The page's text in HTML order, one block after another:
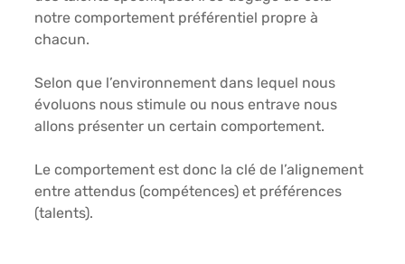
notre comportement préférentiel propre à
chacun.
Selon que l’environnement dans lequel nous
évoluons nous stimule ou nous entrave nous
allons présenter un certain comportement.
Le comportement est donc la clé de l’alignement
entre attendus (compétences) et préférences
(talents).